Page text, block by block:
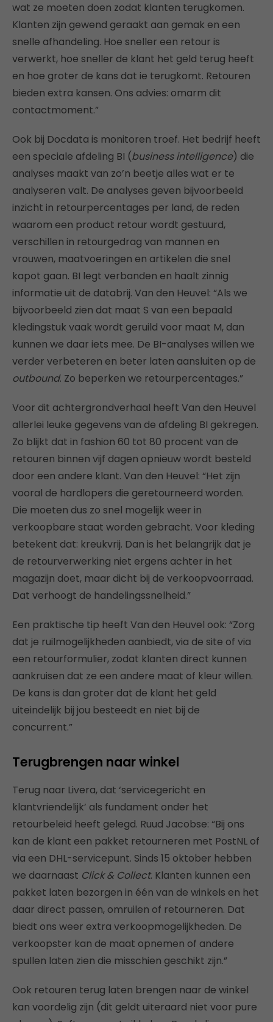
wat ze moeten doen zodat klanten terugkomen.
Klanten zijn gewend geraakt aan gemak en een
snelle afhandeling. Hoe sneller een retour is
verwerkt, hoe sneller de klant het geld terug heeft
en hoe groter de kans dat ie terugkomt. Retouren
bieden extra kansen. Ons advies: omarm dit
contactmoment.”
Ook bij Docdata is monitoren troef. Het bedrijf heeft
een speciale afdeling BI (business intelligence) die
analyses maakt van zo’n beetje alles wat er te
analyseren valt. De analyses geven bijvoorbeeld
inzicht in retourpercentages per land, de reden
waarom een product retour wordt gestuurd,
verschillen in retourgedrag van mannen en
vrouwen, maatvoeringen en artikelen die snel
kapot gaan. BI legt verbanden en haalt zinnig
informatie uit de databrij. Van den Heuvel: “Als we
bijvoorbeeld zien dat maat S van een bepaald
kledingstuk vaak wordt geruild voor maat M, dan
kunnen we daar iets mee. De BI-analyses willen we
verder verbeteren en beter laten aansluiten op de
outbound. Zo beperken we retourpercentages.”
Voor dit achtergrondverhaal heeft Van den Heuvel
allerlei leuke gegevens van de afdeling BI gekregen.
Zo blijkt dat in fashion 60 tot 80 procent van de
retouren binnen vijf dagen opnieuw wordt besteld
door een andere klant. Van den Heuvel: “Het zijn
vooral de hardlopers die geretourneerd worden.
Die moeten dus zo snel mogelijk weer in
verkoopbare staat worden gebracht. Voor kleding
betekent dat: kreukvrij. Dan is het belangrijk dat je
de retourverwerking niet ergens achter in het
magazijn doet, maar dicht bij de verkoopvoorraad.
Dat verhoogt de handelingssnelheid.”
Een praktische tip heeft Van den Heuvel ook: “Zorg
dat je ruilmogelijkheden aanbiedt, via de site of via
een retourformulier, zodat klanten direct kunnen
aankruisen dat ze een andere maat of kleur willen.
De kans is dan groter dat de klant het geld
uiteindelijk bij jou besteedt en niet bij de
concurrent.”
Terugbrengen naar winkel
Terug naar Livera, dat ‘servicegericht en
klantvriendelijk’ als fundament onder het
retourbeleid heeft gelegd. Ruud Jacobse: “Bij ons
kan de klant een pakket retourneren met PostNL of
via een DHL-servicepunt. Sinds 15 oktober hebben
we daarnaast Click & Collect. Klanten kunnen een
pakket laten bezorgen in één van de winkels en het
daar direct passen, omruilen of retourneren. Dat
biedt ons weer extra verkoopmogelijkheden. De
verkoopster kan de maat opnemen of andere
spullen laten zien die misschien geschikt zijn.”
Ook retouren terug laten brengen naar de winkel
kan voordelig zijn (dit geldt uiteraard niet voor pure